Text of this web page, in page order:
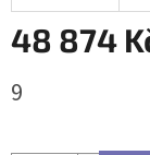
48 874
cena:
9